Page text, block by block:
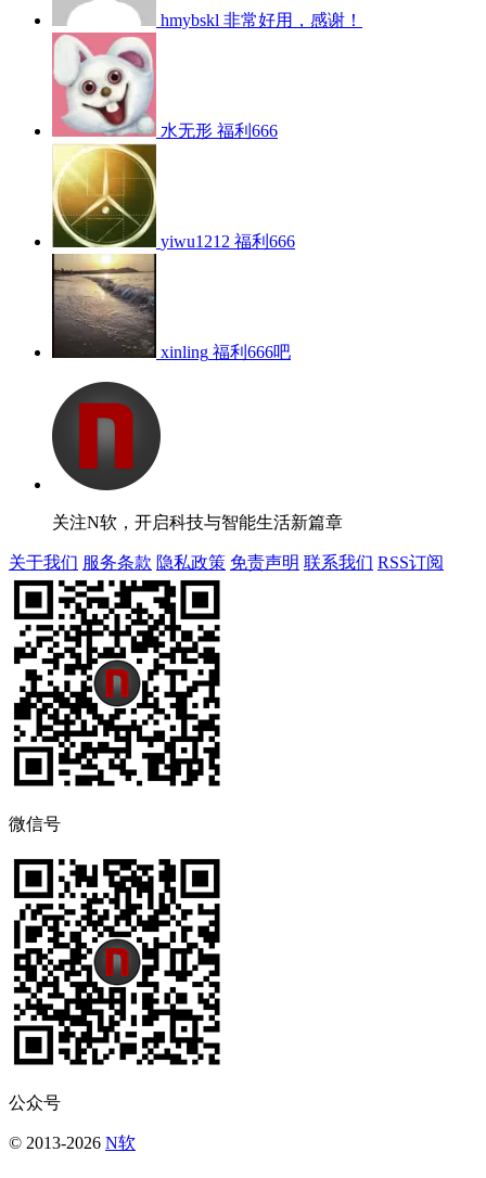
hmybskl 非常好用，感谢！
水无形 福利666
yiwu1212 福利666
xinling 福利666吧
关注N软，开启科技与智能生活新篇章
关于我们 服务条款 隐私政策 免责声明 联系我们 RSS订阅
微信号
公众号
© 2013-2026 N软